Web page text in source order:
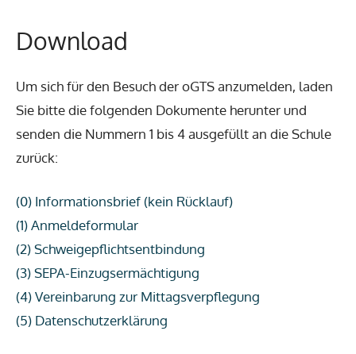
Download
Um sich für den Besuch der oGTS anzumelden, laden
Sie bitte die folgenden Dokumente herunter und
senden die Nummern 1 bis 4 ausgefüllt an die Schule
zurück:
(0) Informationsbrief (kein Rücklauf)
(1) Anmeldeformular
(2) Schweigepflichtsentbindung
(3) SEPA-Einzugsermächtigung
(4) Vereinbarung zur Mittagsverpflegung
(5) Datenschutzerklärung